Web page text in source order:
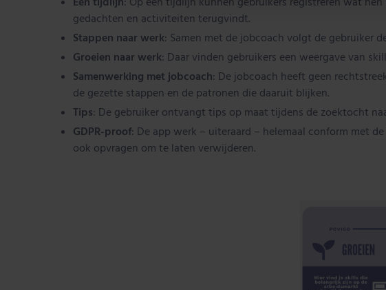
gedachten en activiteiten terugvindt.
Stappen naar werk: Samen met de jobcoach volgt de gebruiker
Groeien naar werk: Daar vinden gebruikers een weergave van
Samenwerking met jobcoach: De jobcoach heeft geen
de gezette stappen en de patronen die daaruit blijken.
Tips: De gebruiker ontvangt tips op maat tijdens de zoektocht
GDPR-proof: De app werk – uiteraard – helemaal conform met
ook opvragen om te laten verwijderen.